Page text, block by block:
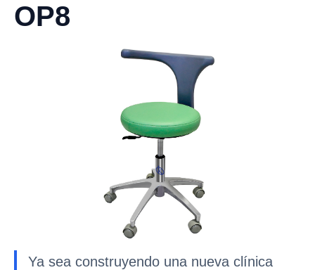
OP8
Ya sea construyendo una nueva clínica